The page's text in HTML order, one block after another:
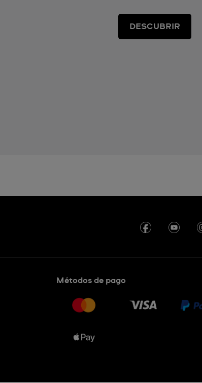
DESCUBRIR
Métodos de pago